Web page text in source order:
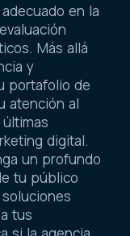
en la
Más allá
y
portafolio de
atención al
digital.
un profundo
tu público
tus